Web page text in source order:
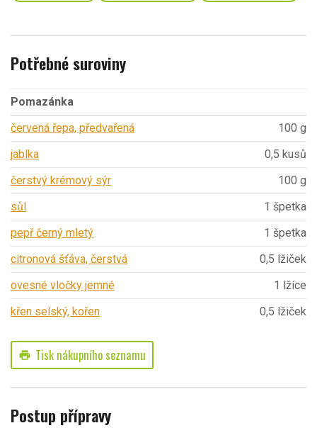
Potřebné suroviny
Pomazánka
červená řepa, předvařená
100 g
jablka
0,5 kusů
čerstvý krémový sýr
100 g
sůl
1 špetka
pepř černý mletý
1 špetka
citronová šťáva, čerstvá
0,5 lžiček
ovesné vločky jemné
1 lžíce
křen selský, kořen
0,5 lžiček
print Tisk nákupního seznamu
Postup přípravy